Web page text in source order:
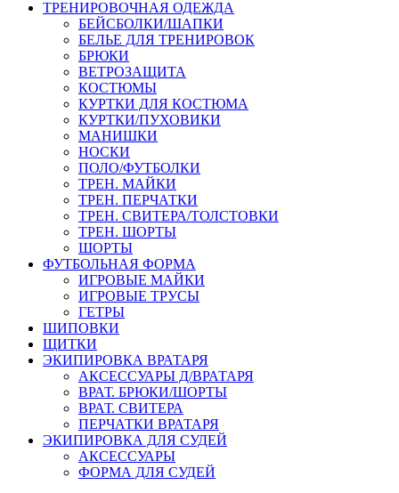
ТРЕНИРОВОЧНАЯ ОДЕЖДА
БЕЙСБОЛКИ/ШАПКИ
БЕЛЬЕ ДЛЯ ТРЕНИРОВОК
БРЮКИ
ВЕТРОЗАЩИТА
КОСТЮМЫ
КУРТКИ ДЛЯ КОСТЮМА
КУРТКИ/ПУХОВИКИ
МАНИШКИ
НОСКИ
ПОЛО/ФУТБОЛКИ
ТРЕН. МАЙКИ
ТРЕН. ПЕРЧАТКИ
ТРЕН. СВИТЕРА/ТОЛСТОВКИ
ТРЕН. ШОРТЫ
ШОРТЫ
ФУТБОЛЬНАЯ ФОРМА
ИГРОВЫЕ МАЙКИ
ИГРОВЫЕ ТРУСЫ
ГЕТРЫ
ШИПОВКИ
ЩИТКИ
ЭКИПИРОВКА ВРАТАРЯ
АКСЕССУАРЫ Д/ВРАТАРЯ
ВРАТ. БРЮКИ/ШОРТЫ
ВРАТ. СВИТЕРА
ПЕРЧАТКИ ВРАТАРЯ
ЭКИПИРОВКА ДЛЯ СУДЕЙ
АКСЕССУАРЫ
ФОРМА ДЛЯ СУДЕЙ